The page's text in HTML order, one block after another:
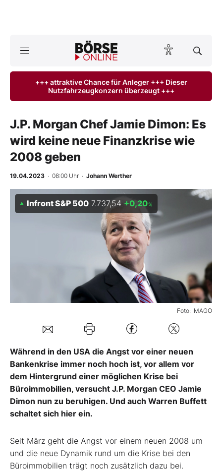
ktuelle Ausgabe BÖRSE ONLINE lesen
Finanz-Check
Abo & Shop
BO-Musterdepots
Experten
+++ attraktive Chance für Anleger +++ Dieser
Nutzfahrzeugkonzern überzeugt +++
J.P. Morgan Chef Jamie Dimon: Es
wird keine neue Finanzkrise wie
2008 geben
19.04.2023 · 08:00 Uhr · Johann Werther
Foto: IMAGO
Infront S&P 500 7.737,54 +0,20%
Während in den USA die Angst vor einer neuen
Bankenkrise immer noch hoch ist, vor allem vor
dem Hintergrund einer möglichen Krise bei
Büroimmobilien, versucht J.P. Morgan CEO Jamie
Dimon nun zu beruhigen. Und auch Warren Buffett
schaltet sich hier ein.
Seit März geht die Angst vor einem neuen 2008 um
und die neue Dynamik rund um die Krise bei den
Büroimmobilien trägt noch zusätzlich dazu bei.